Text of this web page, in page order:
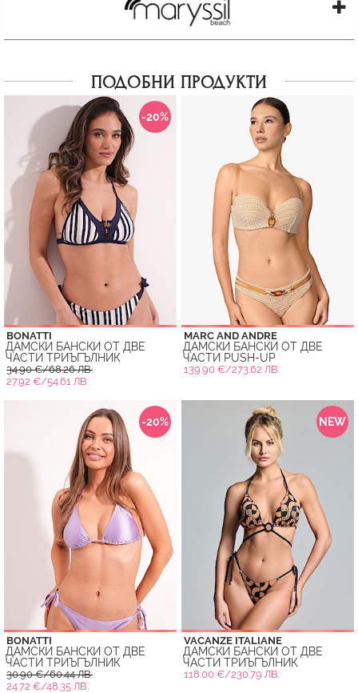
ПОДОБНИ ПРОДУКТИ
-20%
BONATTI
ДАМСКИ БАНСКИ ОТ ДВЕ
ЧАСТИ ТРИЪГЪЛНИК
34.90 €/68.26 ЛВ.
27.92 €/54.61 ЛВ.
MARC AND ANDRE
ДАМСКИ БАНСКИ ОТ ДВЕ
ЧАСТИ PUSH-UP
139.90 €/273.62 ЛВ.
-20%
BONATTI
ДАМСКИ БАНСКИ ОТ ДВЕ
ЧАСТИ ТРИЪГЪЛНИК
30.90 €/60.44 ЛВ.
24.72 €/48.35 ЛВ.
NEW
VACANZE ITALIANE
ДАМСКИ БАНСКИ ОТ ДВЕ
ЧАСТИ ТРИЪГЪЛНИК
118.00 €/230.79 ЛВ.